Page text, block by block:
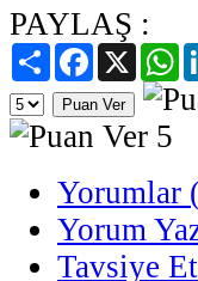
PAYLAŞ :
PaylaşFacebook
X
Yorumlar
Yorum
Tavsiye Et